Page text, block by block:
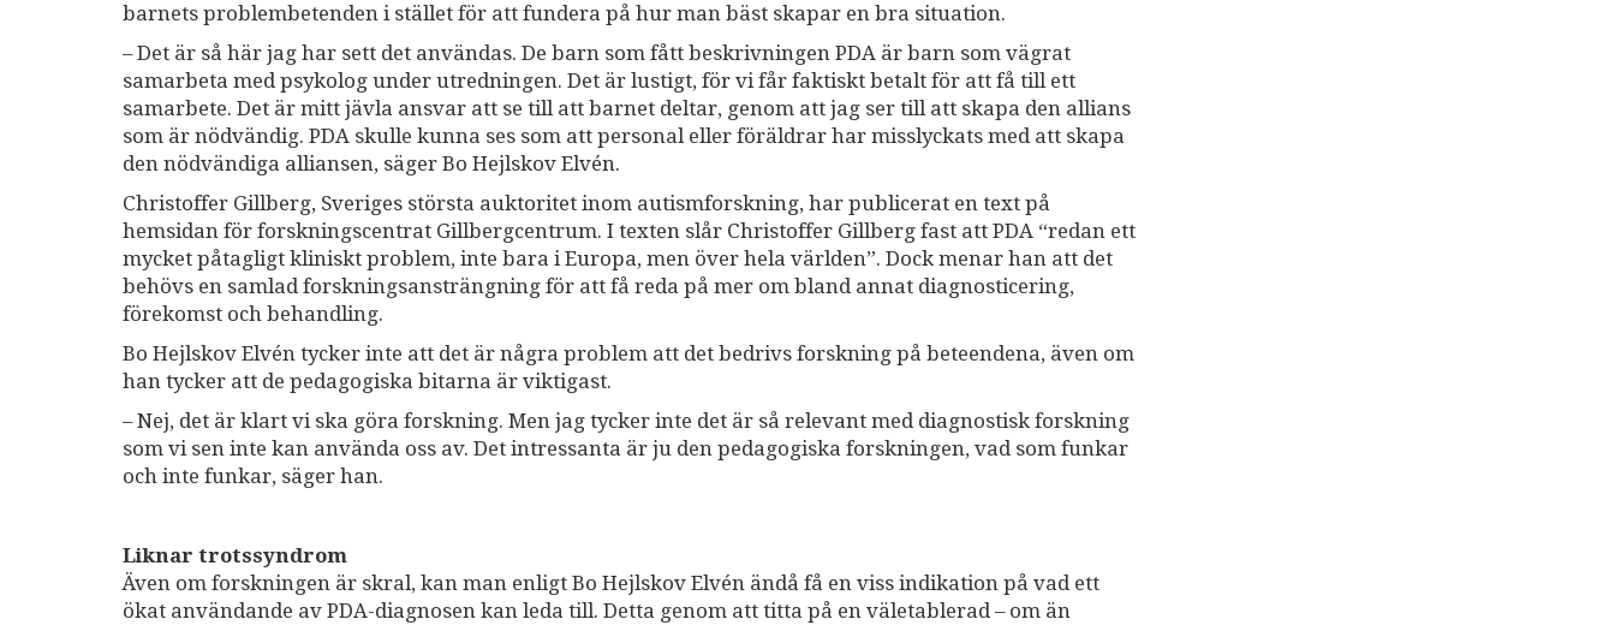
barnets problembetenden i stället för att fundera på hur man bäst skapar en bra situation.
– Det är så här jag har sett det användas. De barn som fått beskrivningen PDA är barn som vägrat
samarbeta med psykolog under utredningen. Det är lustigt, för vi får faktiskt betalt för att få till ett
samarbete. Det är mitt jävla ansvar att se till att barnet deltar, genom att jag ser till att skapa den allians
som är nödvändig. PDA skulle kunna ses som att personal eller föräldrar har misslyckats med att skapa
den nödvändiga alliansen, säger Bo Hejlskov Elvén.
Christoffer Gillberg, Sveriges största auktoritet inom autismforskning, har publicerat en text på
hemsidan för forskningscentrat Gillbergcentrum. I texten slår Christoffer Gillberg fast att PDA “redan ett
mycket påtagligt kliniskt problem, inte bara i Europa, men över hela världen”. Dock menar han att det
behövs en samlad forskningsansträngning för att få reda på mer om bland annat diagnosticering,
förekomst och behandling.
Bo Hejlskov Elvén tycker inte att det är några problem att det bedrivs forskning på beteendena, även om
han tycker att de pedagogiska bitarna är viktigast.
– Nej, det är klart vi ska göra forskning. Men jag tycker inte det är så relevant med diagnostisk forskning
som vi sen inte kan använda oss av. Det intressanta är ju den pedagogiska forskningen, vad som funkar
och inte funkar, säger han.
Liknar trotssyndrom
Även om forskningen är skral, kan man enligt Bo Hejlskov Elvén ändå få en viss indikation på vad ett
ökat användande av PDA-diagnosen kan leda till. Detta genom att titta på en väletablerad – om än